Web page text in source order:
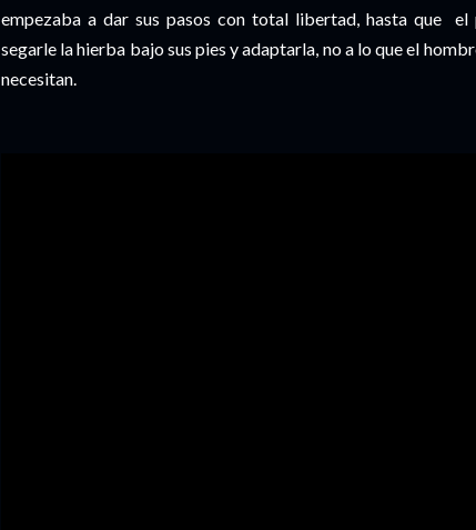
empezaba a dar sus pasos con total libertad, hasta que el
segarle la hierba bajo sus pies y adaptarla, no a lo que el
necesitan.